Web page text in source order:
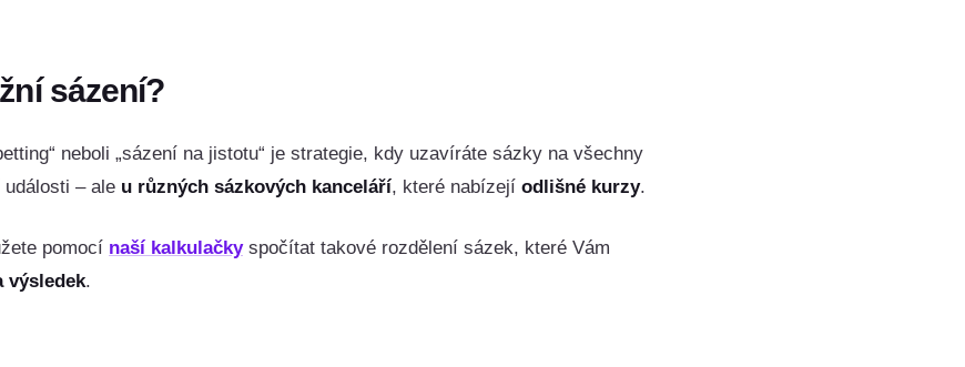
sázení?
neboli „sázení na jistotu“ je strategie, kdy uzavíráte sázky na všechny
– ale u různých sázkových kanceláří, které nabízejí odlišné kurzy.
pomocí naší kalkulačkyspočítat takové rozdělení sázek, které Vám
výsledek.